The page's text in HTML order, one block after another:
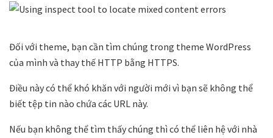
Đối với theme, bạn cần tìm chúng trong theme WordPress
của mình và thay thế HTTP bằng HTTPS.
Điều này có thể khó khăn với người mới vì bạn sẽ không thể
biết tệp tin nào chứa các URL này.
Nếu bạn không thể tìm thấy chúng thì có thể liên hệ với nhà